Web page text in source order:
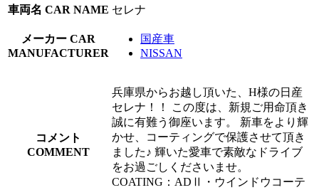
車両名 CAR NAME セレナ
メーカー CAR
MANUFACTURER
国産車
NISSAN
コメント
COMMENT
兵庫県からお越し頂いた、H様の日産
セレナ！！ この度は、新規ご用命頂き
誠に有難う御座います。 新車をより輝
かせ、コーティングで保護させて頂き
ました♪ 輝いた愛車で素敵なドライブ
をお過ごしくださいませ。
COATING：ADⅡ・ウインドウコーテ